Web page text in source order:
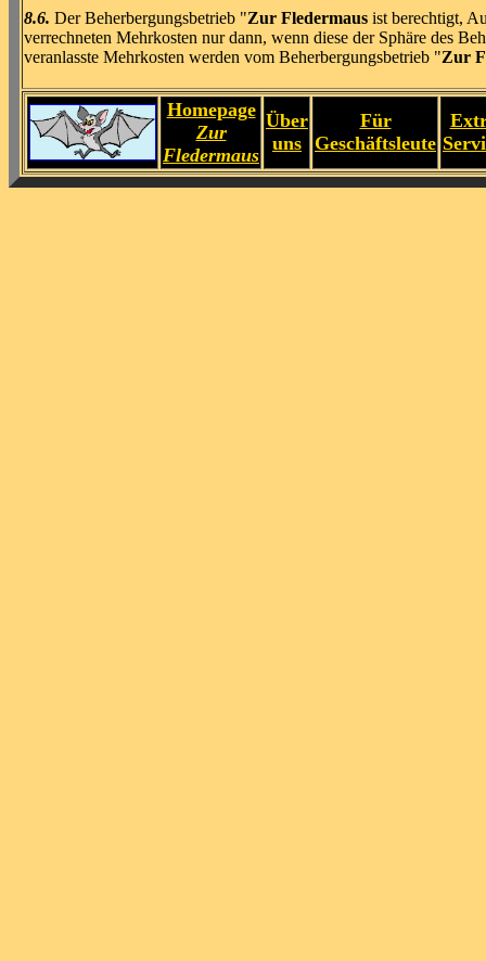
8.6. Der Beherbergungsbetrieb "Zur Fledermaus ist berechtigt,
verrechneten Mehrkosten nur dann, wenn diese der Sphäre des
veranlasste Mehrkosten werden vom Beherbergungsbetrieb "Zur
Homepage
Zur
Fledermaus
Über
uns
Für
Geschäftsleute